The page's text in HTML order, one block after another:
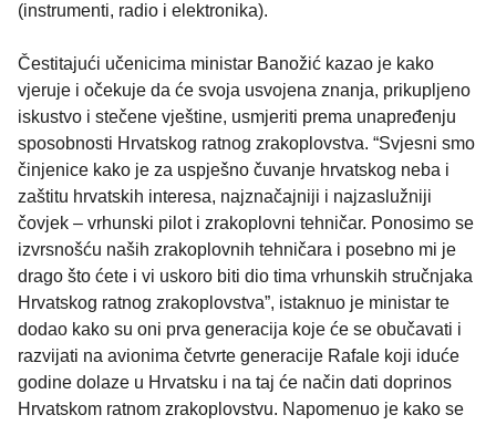
(instrumenti, radio i elektronika).
Čestitajući učenicima ministar Banožić kazao je kako
vjeruje i očekuje da će svoja usvojena znanja, prikupljeno
iskustvo i stečene vještine, usmjeriti prema unapređenju
sposobnosti Hrvatskog ratnog zrakoplovstva. “Svjesni smo
činjenice kako je za uspješno čuvanje hrvatskog neba i
zaštitu hrvatskih interesa, najznačajniji i najzaslužniji
čovjek – vrhunski pilot i zrakoplovni tehničar. Ponosimo se
izvrsnošću naših zrakoplovnih tehničara i posebno mi je
drago što ćete i vi uskoro biti dio tima vrhunskih stručnjaka
Hrvatskog ratnog zrakoplovstva”, istaknuo je ministar te
dodao kako su oni prva generacija koje će se obučavati i
razvijati na avionima četvrte generacije Rafale koji iduće
godine dolaze u Hrvatsku i na taj će način dati doprinos
Hrvatskom ratnom zrakoplovstvu. Napomenuo je kako se